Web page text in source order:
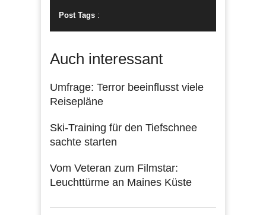
Post Tags :
Auch interessant
Umfrage: Terror beeinflusst viele
Reisepläne
Ski-Training für den Tiefschnee
sachte starten
Vom Veteran zum Filmstar:
Leuchttürme an Maines Küste